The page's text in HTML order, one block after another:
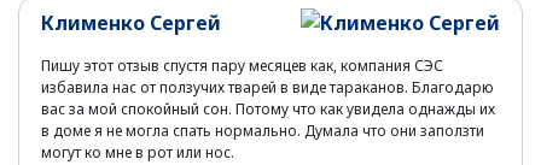
Клименко Сергей
Пишу этот отзыв спустя пару месяцев как, компания СЭС
избавила нас от ползучих тварей в виде тараканов. Благодарю
вас за мой спокойный сон. Потому что как увидела однажды их
в доме я не могла спать нормально. Думала что они заползти
могут ко мне в рот или нос.